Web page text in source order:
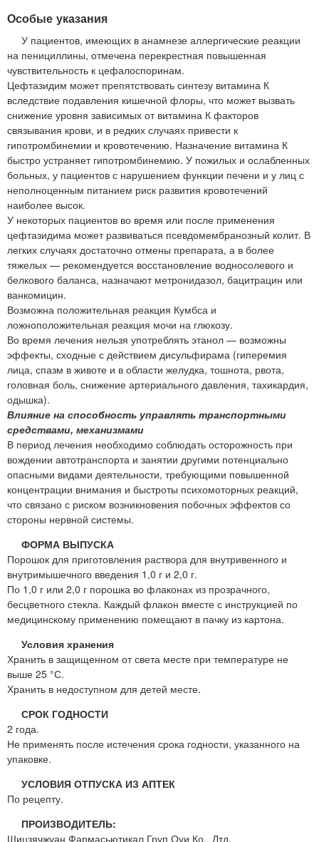
Особые указания
У пациентов, имеющих в анамнезе аллергические реакции
на пенициллины, отмечена перекрестная повышенная
чувствительность к цефалоспоринам.
Цефтазидим может препятствовать синтезу витамина К
вследствие подавления кишечной флоры, что может вызвать
снижение уровня зависимых от витамина К факторов
связывания крови, и в редких случаях привести к
гипотромбинемии и кровотечению. Назначение витамина К
быстро устраняет гипотромбинемию. У пожилых и ослабленных
больных, у пациентов с нарушением функции печени и у лиц с
неполноценным питанием риск развития кровотечений
наиболее высок.
У некоторых пациентов во время или после применения
цефтазидима может развиваться псевдомембранозный колит. В
легких случаях достаточно отмены препарата, а в более
тяжелых — рекомендуется восстановление водносолевого и
белкового баланса, назначают метронидазол, бацитрацин или
ванкомицин.
Возможна положительная реакция Кумбса и
ложноположительная реакция мочи на глюкозу.
Во время лечения нельзя употреблять этанол — возможны
эффекты, сходные с действием дисульфирама (гиперемия
лица, спазм в животе и в области желудка, тошнота, рвота,
головная боль, снижение артериального давления, тахикардия,
одышка).
Влияние на способность управлять транспортными
средствами, механизмами
В период лечения необходимо соблюдать осторожность при
вождении автотранспорта и занятии другими потенциально
опасными видами деятельности, требующими повышенной
концентрации внимания и быстроты психомоторных реакций,
что связано с риском возникновения побочных эффектов со
стороны нервной системы.
ФОРМА ВЫПУСКА
Порошок для приготовления раствора для внутривенного и
внутримышечного введения 1,0 г и 2,0 г.
По 1,0 г или 2,0 г порошка во флаконах из прозрачного,
бесцветного стекла. Каждый флакон вместе с инструкцией по
медицинскому применению помещают в пачку из картона.
Условия хранения
Хранить в защищенном от света месте при температуре не
выше 25 °С.
Хранить в недоступном для детей месте.
СРОК ГОДНОСТИ
2 года.
Не применять после истечения срока годности, указанного на
упаковке.
УСЛОВИЯ ОТПУСКА ИЗ АПТЕК
По рецепту.
ПРОИЗВОДИТЕЛЬ:
Шицзячжуан Фармасьютикал Груп Оуи Ко., Лтд.